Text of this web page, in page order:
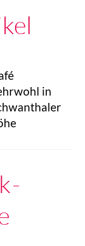
in